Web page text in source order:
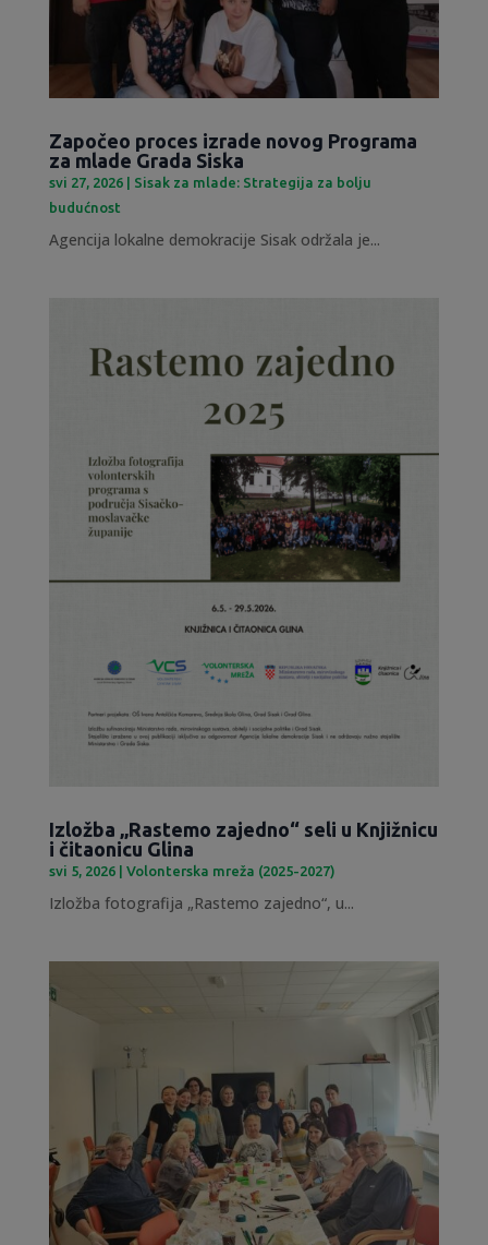
Započeo proces izrade novog Programa
za mlade Grada Siska
svi 27, 2026| Sisak za mlade: Strategija za bolju
budućnost
Agencija lokalne demokracije Sisak održala je...
Izložba „Rastemo zajedno“ seli u Knjižnicu
i čitaonicu Glina
svi 5, 2026| Volonterska mreža (2025-2027)
Izložba fotografija „Rastemo zajedno“, u...